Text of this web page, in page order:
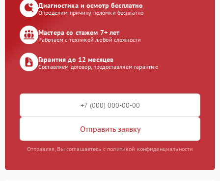
Диагностика и осмотр бесплатно
Определим причину поломки бесплатно
Мастера со стажем 7+ лет
Работаем с техникой любой сложности
Гарантия до 12 месяцев
Составляем договор, предоставляем гарантию
Отправить заявку
Отправляя, Вы соглашаетесь с политикой конфиденциальности